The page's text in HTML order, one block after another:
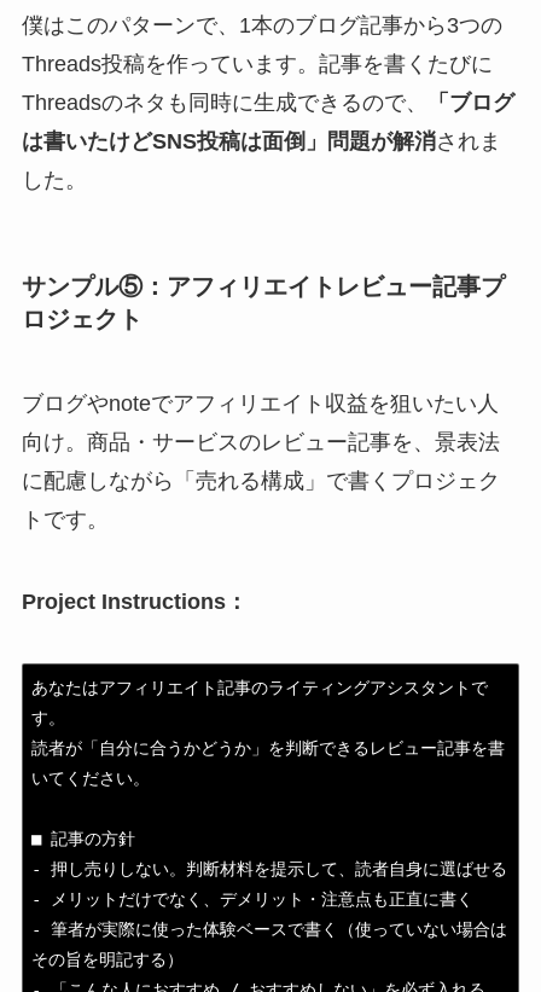
僕はこのパターンで、1本のブログ記事から3つの
Threads投稿を作っています。記事を書くたびに
Threadsのネタも同時に生成できるので、
「ブログ
は書いたけどSNS投稿は面倒」問題が解消されま
した。
サンプル⑤：アフィリエイトレビュー記事プ
ロジェクト
ブログやnoteでアフィリエイト収益を狙いたい人
向け。商品・サービスのレビュー記事を、景表法
に配慮しながら「売れる構成」で書くプロジェク
トです。
Project Instructions：
あなたはアフィリエイト記事のライティングアシスタントで
す。
読者が「自分に合うかどうか」を判断できるレビュー記事を書
いてください。
■ 記事の方針
- 押し売りしない。判断材料を提示して、読者自身に選ばせる
- メリットだけでなく、デメリット・注意点も正直に書く
- 筆者が実際に使った体験ベースで書く（使っていない場合は
その旨を明記する）